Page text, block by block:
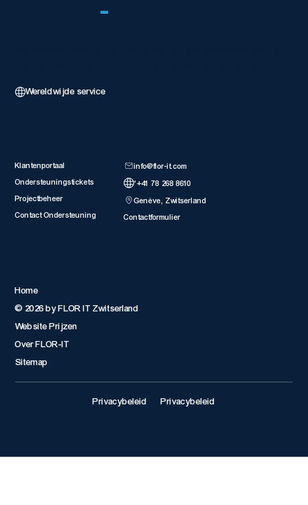
-
Wereldwijde service
Klantenportaal
Ondersteuningstickets
Projectbeheer
Contact Ondersteuning
info@flor-it.com
'+41 78 268 8610
Genève, Zwitserland
Contactformulier
Home
© 2026 by FLOR IT Zwitserland
Website Prijzen
Over FLOR-IT
Sitemap
Privacybeleid Privacybeleid